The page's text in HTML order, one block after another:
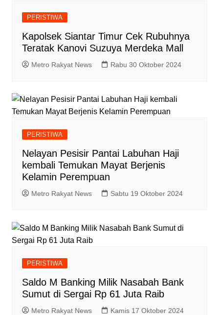
PERISTIWA
Kapolsek Siantar Timur Cek Rubuhnya
Teratak Kanovi Suzuya Merdeka Mall
Metro Rakyat News Rabu 30 Oktober 2024
PERISTIWA
Nelayan Pesisir Pantai Labuhan Haji
kembali Temukan Mayat Berjenis
Kelamin Perempuan
Metro Rakyat News Sabtu 19 Oktober 2024
PERISTIWA
Saldo M Banking Milik Nasabah Bank
Sumut di Sergai Rp 61 Juta Raib
Metro Rakyat News Kamis 17 Oktober 2024